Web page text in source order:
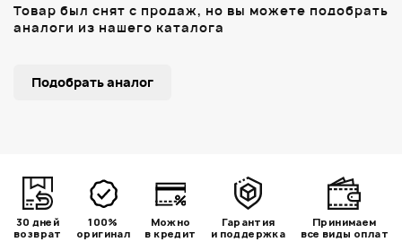
Товар был снят с продаж, но вы можете подобрать
аналоги из нашего каталога
Подобрать аналог
30 дней
возврат
100%
оригинал
Можно
в кредит
Гарантия
и поддержка
Принимаем
все виды оплат